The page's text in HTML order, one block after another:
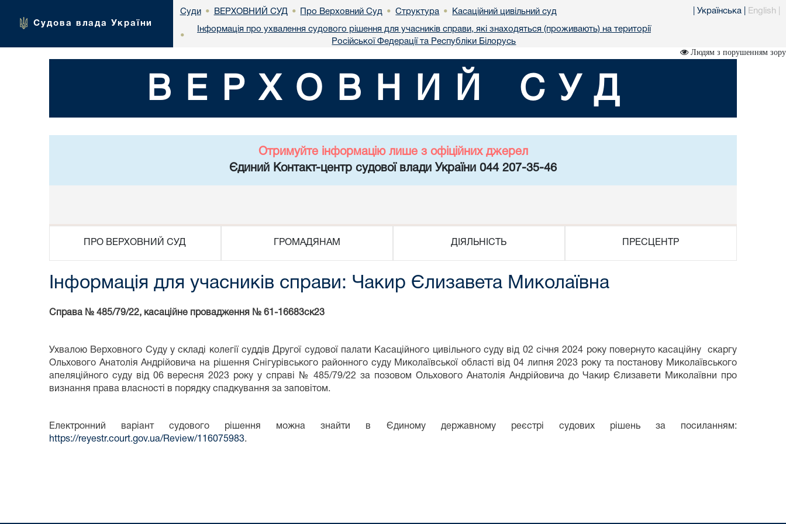
Судова влада України
Суди • ВЕРХОВНИЙ СУД • Про Верховний Суд • Структура • Касаційний цивільний суд
•
Інформація про ухвалення судового рішення для учасників справи, які знаходяться (проживають) на території
Російської Федерації та Республіки Білорусь
Українська English
Людям з порушенням зору
ВЕРХОВНИЙ СУД
Отримуйте інформацію лише з офіційних джерел
Єдиний Контакт-центр судової влади України 044 207-35-46
ПРО ВЕРХОВНИЙ СУД ГРОМАДЯНАМ ДІЯЛЬНІСТЬ ПРЕСЦЕНТР
Інформація для учасників справи: Чакир Єлизавета Миколаївна
Справа № 485/79/22, касаційне провадження № 61-16683ск23
Ухвалою Верховного Суду у складі колегії суддів Другої судової палати Касаційного цивільного суду від 02 січня 2024 року повернуто касаційну скаргу
Ольхового Анатолія Андрійовича на рішення Снігурівського районного суду Миколаївської області від 04 липня 2023 року та постанову Миколаївського
апеляційного суду від 06 вересня 2023 року у справі № 485/79/22 за позовом Ольхового Анатолія Андрійовича до Чакир Єлизавети Миколаївни про
визнання права власності в порядку спадкування за заповітом.
Електронний варіант судового рішення можна знайти в Єдиному державному реєстрі судових рішень за посиланням:
https://reyestr.court.gov.ua/Review/116075983.